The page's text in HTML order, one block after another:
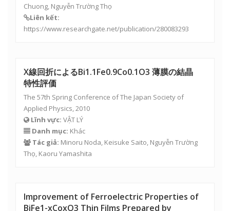
Chuong, Nguyễn Trường Thọ
Liên kết:
https://www.researchgate.net/publication/280083293
X線回折によるBi1.1Fe0.9Co0.1O3 薄膜の結晶
特性評価
The 57th Spring Conference of The Japan Society of
Applied Physics, 2010
Lĩnh vực: VẬT LÝ
Danh mục: Khác
Tác giả: Minoru Noda, Keisuke Saito, Nguyễn Trường
Thọ, Kaoru Yamashita
Improvement of Ferroelectric Properties of
BiFe1-xCoxO3 Thin Films Prepared by